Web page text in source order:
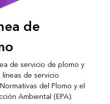
de
de servicio de plomo y
de servicio
del Plomo y el
Ambiental (EPA).